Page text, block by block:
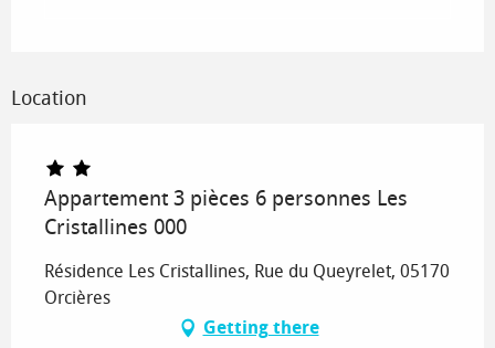
Location
Appartement 3 pièces 6 personnes Les
Cristallines 000
Résidence Les Cristallines, Rue du Queyrelet, 05170
Orcières
Getting there